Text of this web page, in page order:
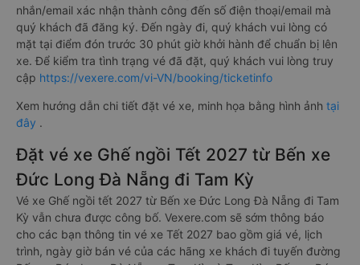
nhắn/email xác nhận thành công đến số điện thoại/email mà
quý khách đã đăng ký. Đến ngày đi, quý khách vui lòng có
mặt tại điểm đón trước 30 phút giờ khởi hành để chuẩn bị lên
xe. Để kiểm tra tình trạng vé đã đặt, quý khách vui lòng truy
cập https://vexere.com/vi-VN/booking/ticketinfo
Xem hướng dẫn chi tiết đặt vé xe, minh họa bằng hình ảnh tại
đây .
Đặt vé xe Ghế ngồi Tết 2027 từ Bến xe
Đức Long Đà Nẵng đi Tam Kỳ
Vé xe Ghế ngồi tết 2027 từ Bến xe Đức Long Đà Nẵng đi Tam
Kỳ vẫn chưa được công bố. Vexere.com sẽ sớm thông báo
cho các bạn thông tin vé xe Tết 2027 bao gồm giá vé, lịch
trình, ngày giờ bán vé của các hãng xe khách đi tuyến đường